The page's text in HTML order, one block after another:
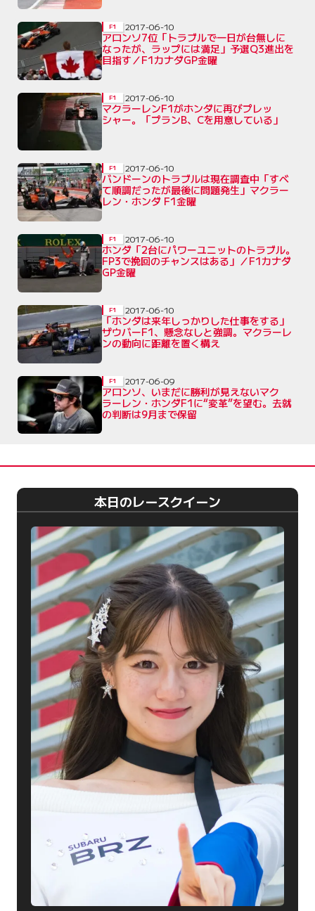
アロンソ7位「トラブルで一日が台無しに
なったが、ラップには満足」予選Q3進出を
目指す／F1カナダGP金曜
F1 2017-06-10
マクラーレンF1がホンダに再びプレッ
シャー。「プランB、Cを用意している」
F1 2017-06-10
バンドーンのトラブルは現在調査中「すべ
て順調だったが最後に問題発生」マクラー
レン・ホンダ F1金曜
F1 2017-06-10
ホンダ「2台にパワーユニットのトラブル。
FP3で挽回のチャンスはある」／F1カナダ
GP金曜
F1 2017-06-10
「ホンダは来年しっかりした仕事をする」
ザウバーF1、懸念なしと強調。マクラーレ
ンの動向に距離を置く構え
F1 2017-06-10
アロンソ、いまだに勝利が見えないマク
ラーレン・ホンダF1に“変革”を望む。去就
の判断は9月まで保留
F1 2017-06-09
本日のレースクイーン